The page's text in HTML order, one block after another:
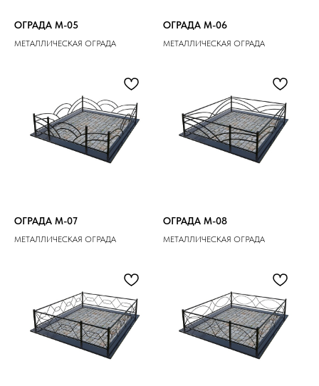
ОГРАДА M-05
МЕТАЛЛИЧЕСКАЯ ОГРАДА
ОГРАДА M-06
МЕТАЛЛИЧЕСКАЯ ОГРАДА
ОГРАДА M-07
МЕТАЛЛИЧЕСКАЯ ОГРАДА
ОГРАДА M-08
МЕТАЛЛИЧЕСКАЯ ОГРАДА